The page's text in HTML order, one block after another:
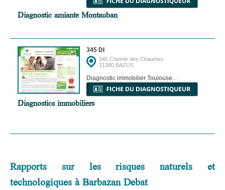
Diagnostic amiante Montauban
345 DI
345 Chemin des Chaumes
31380 BAZUS
Diagnostic immobilier Toulouse...
Diagnostics immobiliers
Rapports sur les risques naturels et
technologiques à Barbazan Debat